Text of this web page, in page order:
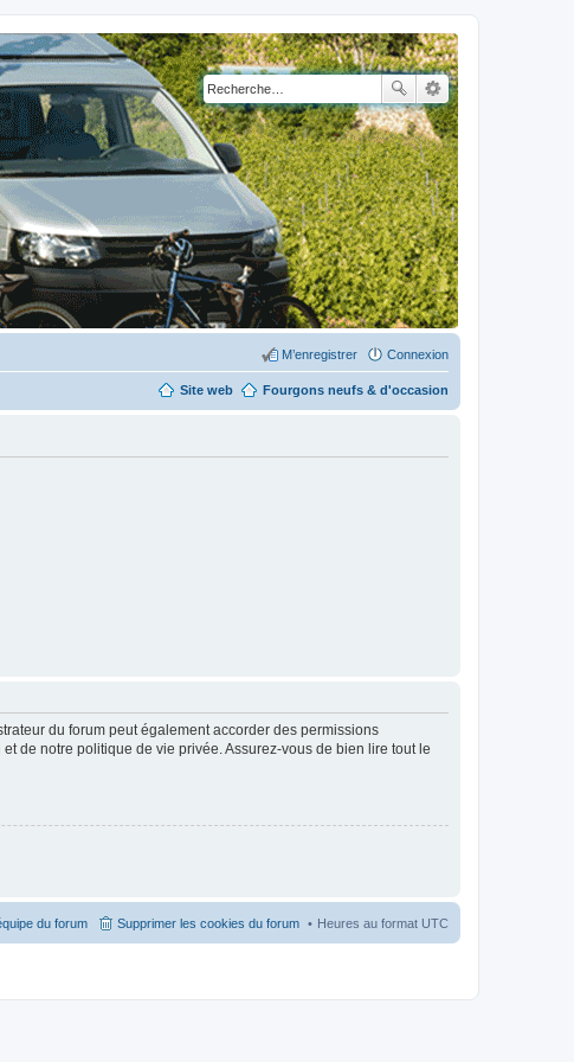
Connexion
M’enregistrer
Fourgons neufs & d'occasion
Site web
du forum peut également accorder des permissions
de notre politique de vie privée. Assurez-vous de bien lire tout le
Heures au format UTC
Supprimer les cookies du forum
du forum